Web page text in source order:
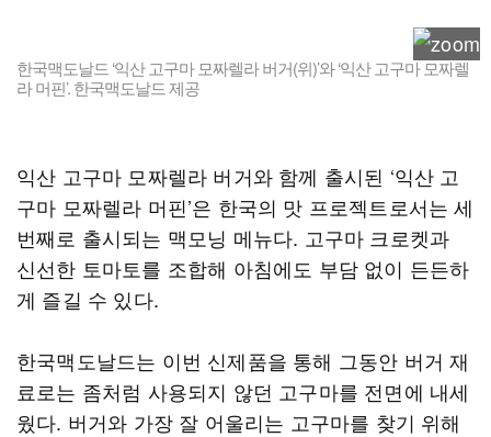
한국맥도날드 ‘익산 고구마 모짜렐라 버거(위)’와 ‘익산 고구마 모짜렐
라 머핀’. 한국맥도날드 제공
익산 고구마 모짜렐라 버거와 함께 출시된 ‘익산 고
구마 모짜렐라 머핀’은 한국의 맛 프로젝트로서는 세
번째로 출시되는 맥모닝 메뉴다. 고구마 크로켓과
신선한 토마토를 조합해 아침에도 부담 없이 든든하
게 즐길 수 있다.
한국맥도날드는 이번 신제품을 통해 그동안 버거 재
료로는 좀처럼 사용되지 않던 고구마를 전면에 내세
웠다. 버거와 가장 잘 어울리는 고구마를 찾기 위해